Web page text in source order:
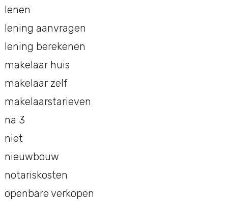
lenen
lening aanvragen
lening berekenen
makelaar huis
makelaar zelf
makelaarstarieven
na 3
niet
nieuwbouw
notariskosten
openbare verkopen